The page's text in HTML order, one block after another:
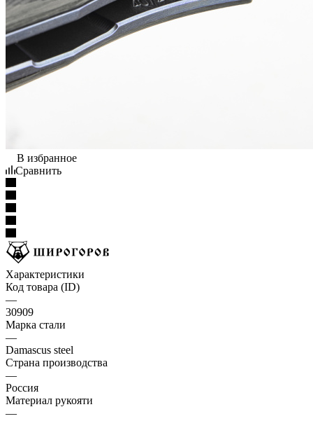
В избранное
Сравнить
Характеристики
Код товара (ID)
—
30909
Марка стали
—
Damascus steel
Страна производства
—
Россия
Материал рукояти
—